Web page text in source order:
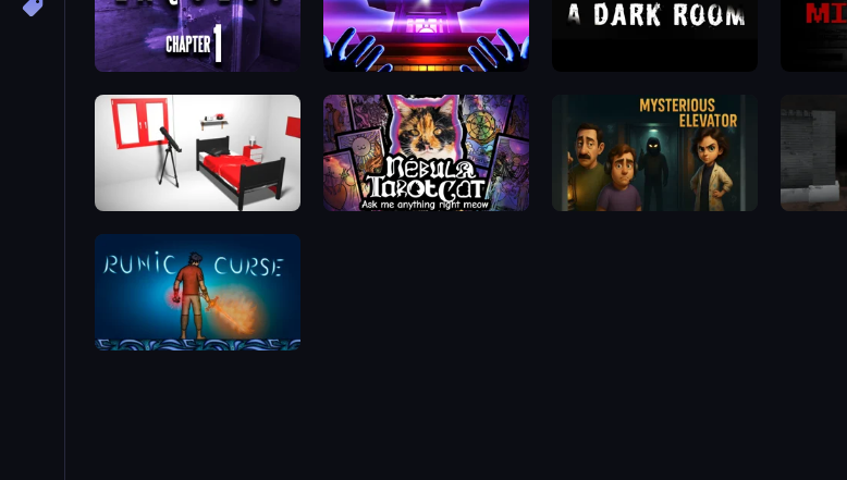
Laqueus Escape: Chapter I Mystic Escape
Nébula Tarot Cat Mysterious Elevator Case:
Runic Curse